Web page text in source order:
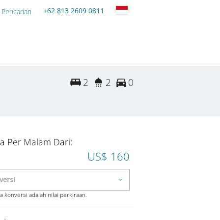
Pencarian +62 813 2609 0811
2 2 0
Per Malam Dari:
US$ 160
konversi adalah nilai perkiraan.